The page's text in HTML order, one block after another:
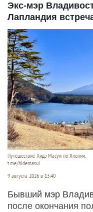
Экс-мэр
Лапландия
Путешествие Хидэ Масуи по Японии.
t.me/hidemasui
9 августа 2026 в 13:40
Бывший мэр
после окончания